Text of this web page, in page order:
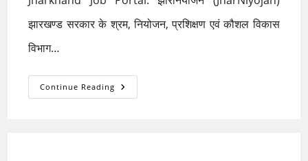
झारखण्ड सरकार के श्रम, नियोजन, प्रशिक्षण एवं कौशल विकास
विभाग…
Continue Reading JharNiyojan:
Jharkhand